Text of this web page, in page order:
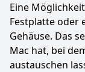
Eine
Festplatte oder
Gehäuse. Das
Mac hat, bei
austauschen